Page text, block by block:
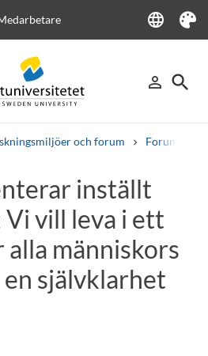
language
Language
Tema
person_outline
Logga in
search
Sök
och forum Forum för
Välkomstbrev Personal
inställt
vill leva i ett
alla människors
självklarhet